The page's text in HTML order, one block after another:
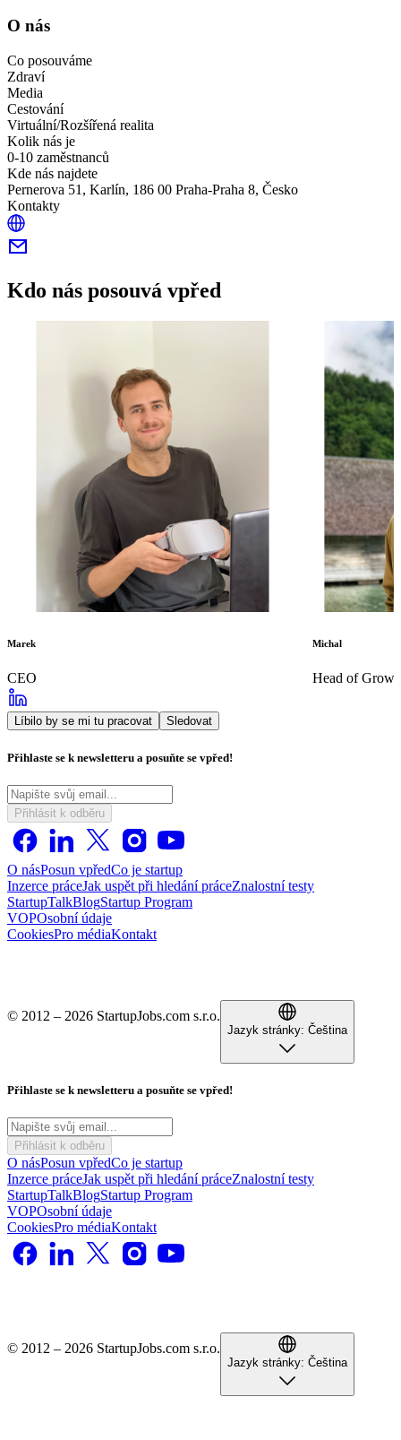
O nás
Co posouváme
Zdraví
Media
Cestování
Virtuální/Rozšířená realita
Kolik nás je
0-10 zaměstnanců
Kde nás najdete
Pernerova 51, Karlín, 186 00 Praha-Praha 8, Česko
Kontakty
Kdo nás posouvá vpřed
Marek
CEO
Michal
Head of
Líbilo by se mi tu pracovat Sledovat
Přihlaste se k newsletteru a posuňte se vpřed!
Přihlásit k odběru
O násPosun vpředCo je startup
Inzerce práceJak uspět při hledání práceZnalostní testy
StartupTalkBlogStartup Program
VOPOsobní údaje
CookiesPro médiaKontakt
© 2012 – 2026 StartupJobs.com s.r.o.
Jazyk stránky: Čeština
Přihlaste se k newsletteru a posuňte se vpřed!
Přihlásit k odběru
O násPosun vpředCo je startup
Inzerce práceJak uspět při hledání práceZnalostní testy
StartupTalkBlogStartup Program
VOPOsobní údaje
CookiesPro médiaKontakt
© 2012 – 2026 StartupJobs.com s.r.o.
Jazyk stránky: Čeština